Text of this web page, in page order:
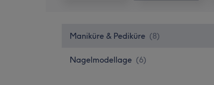
Maniküre & Pediküre (8)
Nagelmodellage (6)